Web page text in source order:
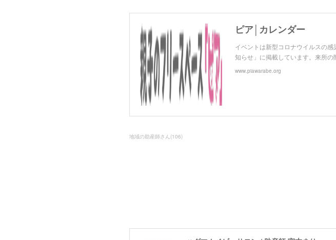
ピア│カレンダー
イベントは新型コロナウイルスの
知らせ」に掲載しています。来所
www.piawarabe.org
地域の助産師さん (106)